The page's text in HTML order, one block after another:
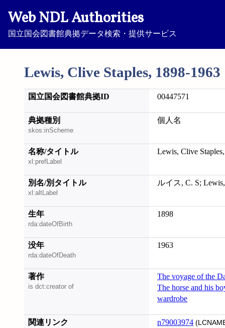
Web NDL Authorities
国立国会図書館典拠データ検索・提供サービス
Lewis, Clive Staples, 1898-1963
国立国会図書館典拠ID 00447571
典拠種別
skos:inScheme
個人名
名称/タイトル
xl:prefLabel
Lewis, Clive
別名/別タイトル
xl:altLabel
ルイス, C. S;
生年
rda:dateOfBirth
1898
没年
rda:dateOfDeath
1963
著作
is dct:creator of
The voyage of the
The horse and his
wardrobe
関連リンク n79003974